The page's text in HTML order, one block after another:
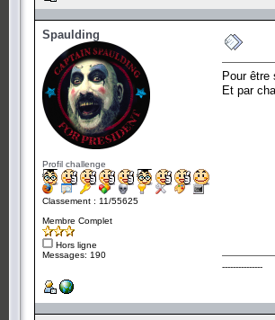
Spaulding
Profil challenge
Classement : 11/55625
Membre Complet
Hors ligne
Messages: 190
Pour être
Et par
---------------